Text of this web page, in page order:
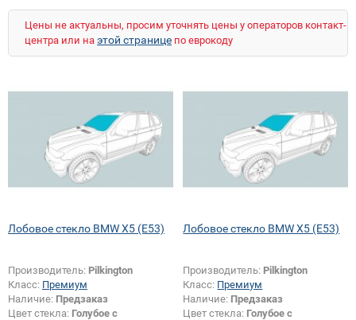
Цены не актуальны, просим уточнять цены у операторов контакт-
центра или на этой странице по еврокоду
Лобовое стекло BMW X5 (E53)
Производитель: Pilkington
Класс: Премиум
Наличие: Предзаказ
Цвет стекла: Голубое с
Лобовое стекло BMW X5 (E53)
Производитель: Pilkington
Класс: Премиум
Наличие: Предзаказ
Цвет стекла: Голубое с